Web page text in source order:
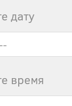
дату
время